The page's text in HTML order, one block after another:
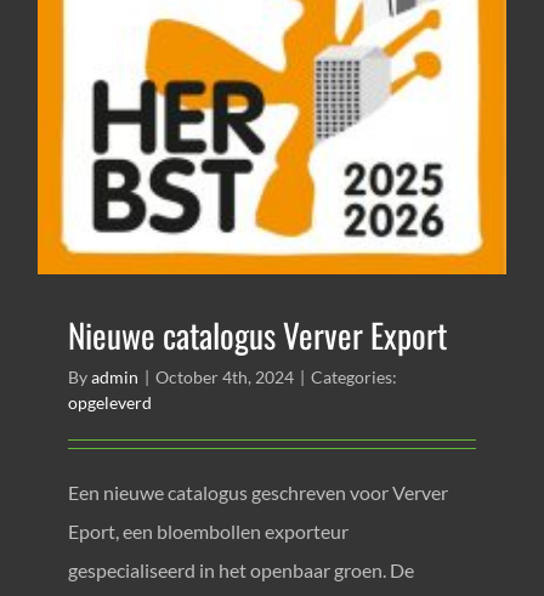
Nieuwe catalogus Verver Export
Byadmin | October 4th, 2024 | Categories:
opgeleverd
Een nieuwe catalogus geschreven voor Verver
Eport, een bloembollen exporteur
gespecialiseerd in het openbaar groen. De